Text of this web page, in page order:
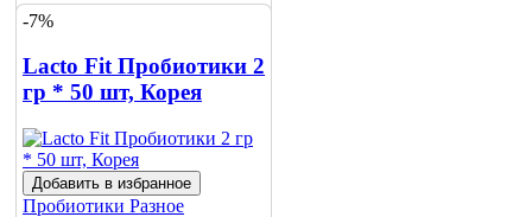
14400 ₸
Добавить в корзину
-7%
Lacto Fit Пробиотики 2
гр * 50 шт, Корея
Добавить в избранное
Пробиотики Разное